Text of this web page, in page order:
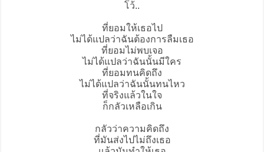
โว้..
ที่ยอมให้เธอไป
ไม่ได้แปลว่าฉันต้องการลืมเธอ
ที่ยอมไม่พบเจอ
ไม่ได้แปลว่าฉันนั้นมีใคร
ที่ยอมทนคิดถึง
ไม่ได้แปลว่าฉันนั้นทนไหว
ที่จริงแล้วในใจ
ก็กลัวเหลือเกิน
กลัวว่าความคิดถึง
ที่มันส่งไปไม่ถึงเธอ